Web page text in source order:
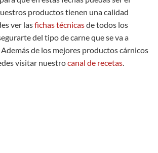
productos tienen una calidad
ver lasfichas técnicasde todos los
del tipo de carne que se va a
de los mejores productos cárnicos
visitar nuestrocanal de recetas